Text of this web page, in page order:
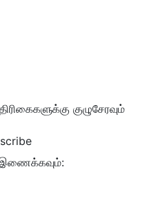
குழுசேரவும்